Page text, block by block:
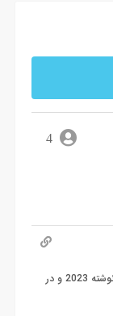
4
دوستان این فیلم برای 2026 ( امسال ) هست اشتباها نوشته 2023 و در